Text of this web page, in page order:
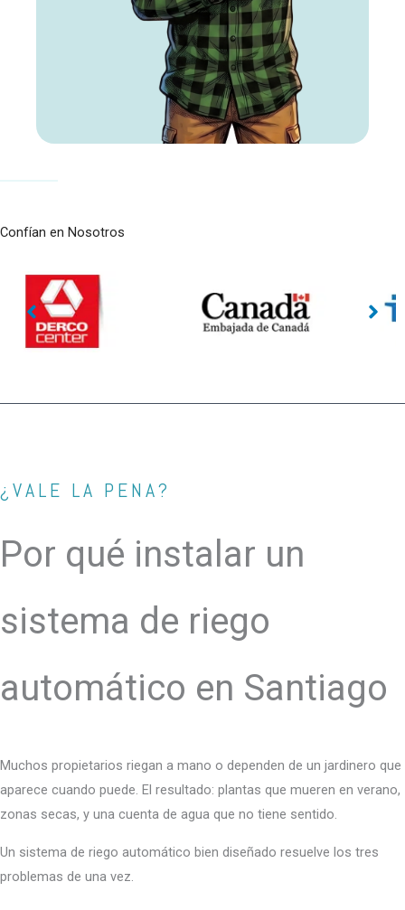
Confían en Nosotros
¿VALE LA PENA?
Por qué instalar un
sistema de riego
automático en Santiago
Muchos propietarios riegan a mano o dependen de un jardinero que
aparece cuando puede. El resultado: plantas que mueren en verano,
zonas secas, y una cuenta de agua que no tiene sentido.
Un sistema de riego automático bien diseñado resuelve los tres
problemas de una vez.